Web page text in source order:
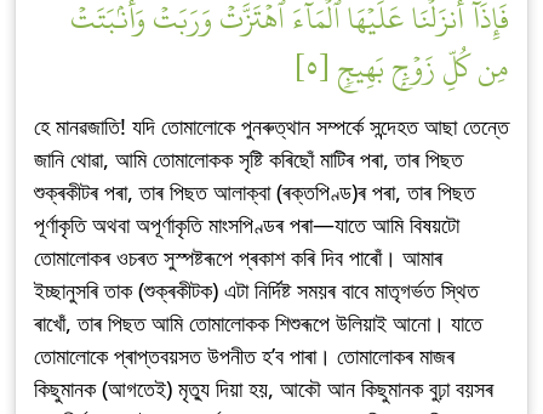
فَإِذَآ أَنزَلۡنَا عَلَيۡهَا ٱلۡمَآءَ ٱهۡتَزَّتۡ وَرَبَتۡ وَأَنۢبَتَتۡ
مِن كُلِّ زَوۡجِۭ بَهِيجٖ [٥]
হে মানৱজাতি! যদি তোমালোকে পুনৰুত্থান সম্পৰ্কে সন্দেহত আছা তেন্তে
জানি থোৱা, আমি তোমালোকক সৃষ্টি কৰিছোঁ মাটিৰ পৰা, তাৰ পিছত
শুক্ৰকীটৰ পৰা, তাৰ পিছত আলাক্বা (ৰক্তপিণ্ড)ৰ পৰা, তাৰ পিছত
পূৰ্ণাকৃতি অথবা অপূৰ্ণাকৃতি মাংসপিণ্ডৰ পৰা—যাতে আমি বিষয়টো
তোমালোকৰ ওচৰত সুস্পষ্টৰূপে প্ৰকাশ কৰি দিব পাৰোঁ। আমাৰ
ইচ্ছানুসৰি তাক (শুক্ৰকীটক) এটা নিৰ্দিষ্ট সময়ৰ বাবে মাতৃগৰ্ভত স্থিত
ৰাখোঁ, তাৰ পিছত আমি তোমালোকক শিশুৰূপে উলিয়াই আনো। যাতে
তোমালোকে প্ৰাপ্তবয়সত উপনীত হ’ব পাৰা। তোমালোকৰ মাজৰ
কিছুমানক (আগতেই) মৃত্যু দিয়া হয়, আকৌ আন কিছুমানক বুঢ়া বয়সৰ